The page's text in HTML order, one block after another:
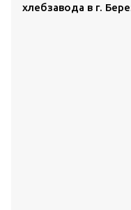
хлебзавода в г.